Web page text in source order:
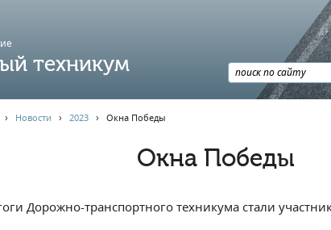
техникум
Новости › 2023› Окна Победы
Окна Победы
Дорожно-транспортного техникума стали